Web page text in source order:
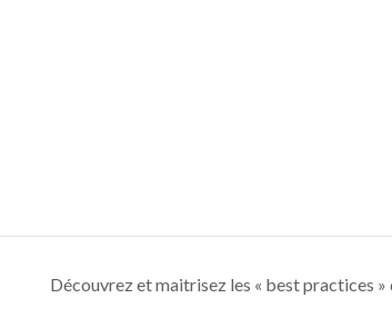
Découvrez et maitrisez les « best practices »